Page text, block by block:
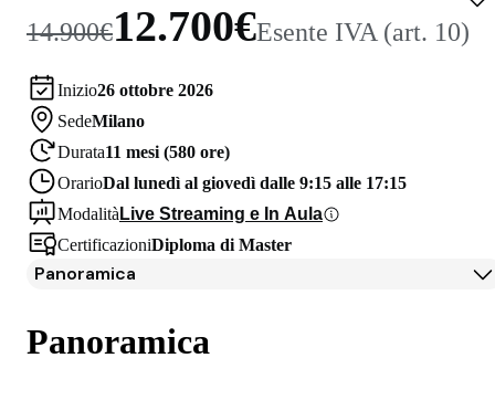
14.900€12.700€Esente IVA (art. 10)
Inizio26 ottobre 2026
SedeMilano
Durata11 mesi (580 ore)
OrarioDal lunedì al giovedì dalle 9:15 alle 17:15
Modalità Live Streaming e In Aula
CertificazioniDiploma di Master
Panoramica
Programma
Docenti
Panoramica